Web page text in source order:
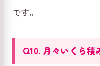
です。
Q10. 月々いくら積